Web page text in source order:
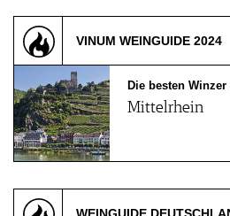
VINUM WEINGUIDE 2024
Die besten
Mittelrhein